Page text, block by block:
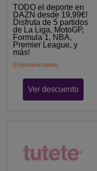
TODO el deporte en
DAZN desde 19,99€!
Disfruta de 5 partidos
de La Liga, MotoGP,
Formula 1, NBA,
Premier League, y
más!
Entretenimiento
Ver descuento